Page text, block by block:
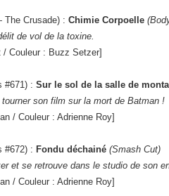
The Crusade) : Chimie Corpoelle
de vol de la toxine.
Couleur : Buzz Setzer]
#671) : Sur le sol de la salle de
son film sur la mort de Batman !
/ Couleur : Adrienne Roy]
#672) : Fondu déchainé (Smash Cut)
et se retrouve dans le studio de son
/ Couleur : Adrienne Roy]